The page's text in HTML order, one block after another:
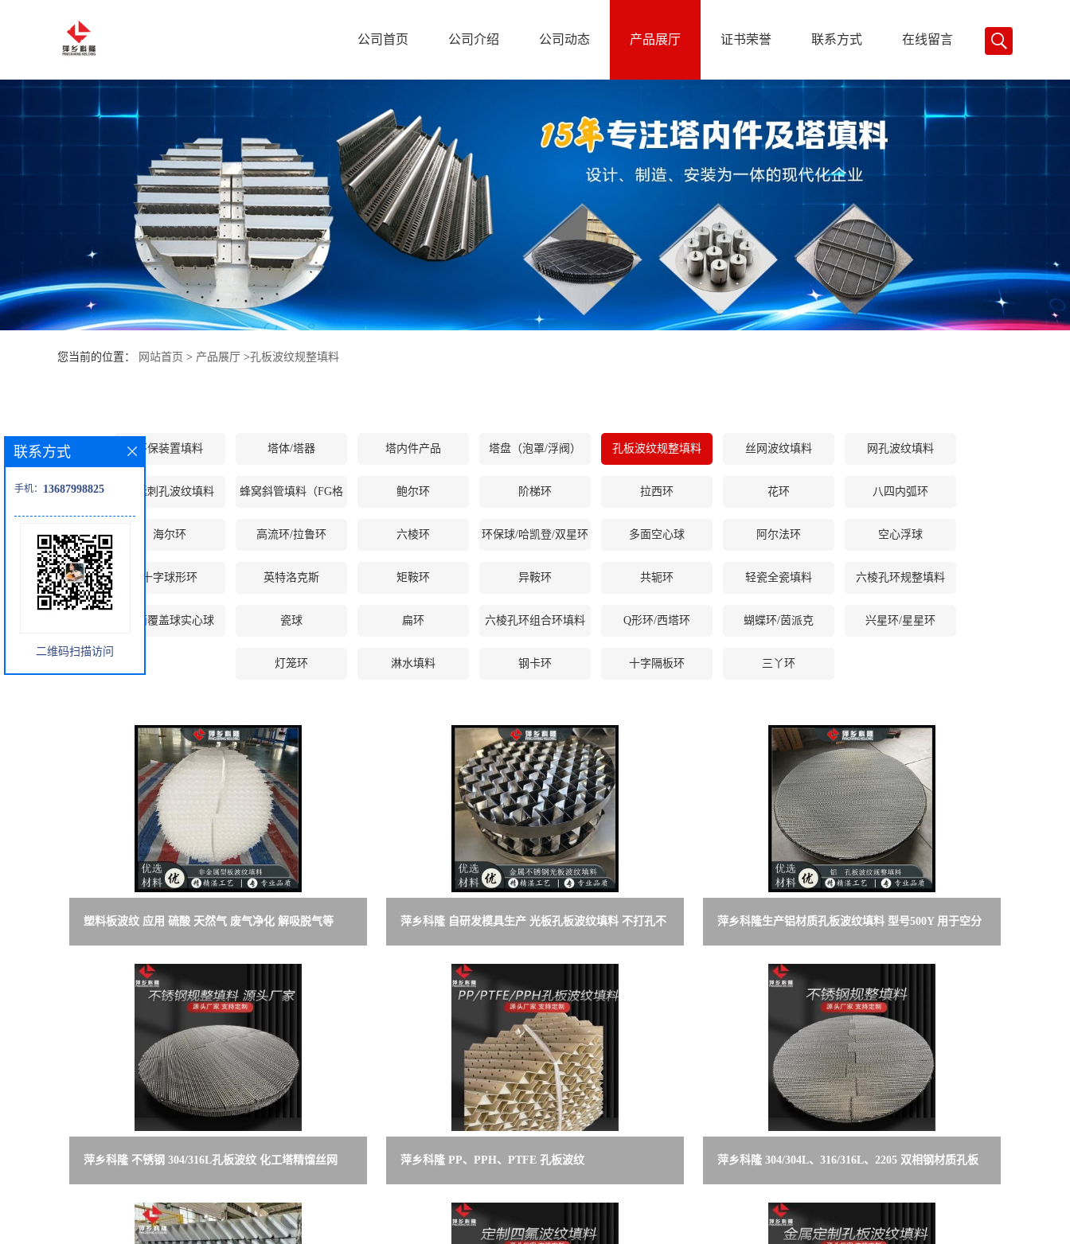
介
动
品
厅
公司首页 公司介绍 公司动态 产品展厅 证书荣誉 联系方式 在线留言
您当前的位置： 网站首页 > 产品展厅 >孔板波纹规整填料
环保装置填料 塔体/塔器 塔内件产品 塔盘（泡罩/浮阀） 孔板波纹规整填料 丝网波纹填料 网孔波纹填料
压延刺孔波纹填料 蜂窝斜管填料（FG格 鲍尔环 阶梯环 拉西环 花环 八四内弧环
海尔环 高流环/拉鲁环 六棱环 环保球/哈凯登/双星环 多面空心球 阿尔法环 空心浮球
十字球形环 英特洛克斯 矩鞍环 异鞍环 共轭环 轻瓷全瓷填料 六棱孔环规整填料
液面覆盖球实心球 瓷球 扁环 六棱孔环组合环填料 Q形环/西塔环 蝴蝶环/茵派克 兴星环/星星环
灯笼环 淋水填料 钢卡环 十字隔板环 三丫环
塑料板波纹 应用 硫酸 天然气 废气净化 解吸脱气等
萍乡科隆 自研发模具生产 光板孔板波纹填料 不打孔不
压花纹 各型号可定
萍乡科隆生产铝材质孔板波纹填料 型号500Y 用于空分
等化工装置
萍乡科隆 不锈钢 304/316L孔板波纹 化工塔精馏丝网
CY700 厂家定制
萍乡科隆 PP、PPH、PTFE 孔板波纹
125Y/250Y/350Y/450Y 规格可定制
萍乡科隆 304/304L、316/316L、2205 双相钢材质孔板
波纹/丝网波纹
联系方式
手机： 13687998825
二维码扫描访问